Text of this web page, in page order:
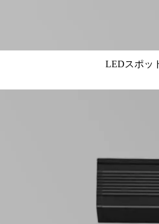
LEDスポッ